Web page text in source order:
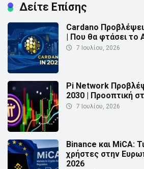
Δείτε Επίσης
Cardano
| Που θα φτάσει το
7 Ιουλίου, 2026
Pi Network
2030 | Προοπτική
7 Ιουλίου, 2026
Binance και MiCA:
χρήστες στην
2026